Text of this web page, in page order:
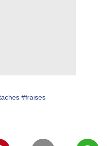
#fraises